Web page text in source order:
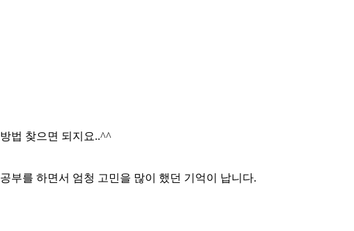
법 찾으면 되지요..^^
부를 하면서 엄청 고민을 많이 했던 기억이 납니다.